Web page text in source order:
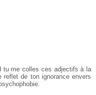
tu me colles ces adjectifs à la
de ton ignorance envers